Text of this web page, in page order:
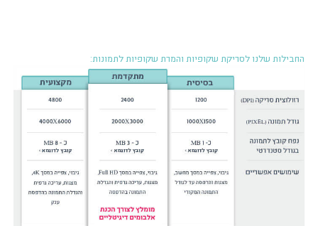
החבילות שלנו לסריקת שקופיות והמרת שקופיות לתמונות: